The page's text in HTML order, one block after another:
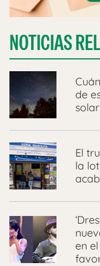
NOTICIAS
de
solar
El
la
en